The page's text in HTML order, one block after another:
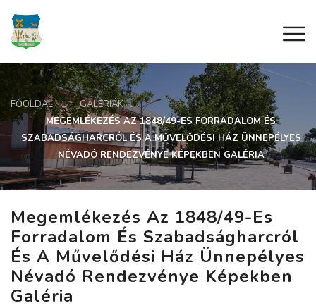
FŐOLDAL
GALÉRIÁK
MEGEMLÉKEZÉS AZ 1848/49-ES FORRADALOM ÉS
SZABADSÁGHARCRÓL ÉS A MŰVELŐDÉSI HÁZ ÜNNEPÉLYES
NÉVADÓ RENDEZVÉNYE KÉPEKBEN GALÉRIA
Megemlékezés Az 1848/49-Es
Forradalom És Szabadságharcról
És A Művelődési Ház Ünnepélyes
Névadó Rendezvénye Képekben
Galéria